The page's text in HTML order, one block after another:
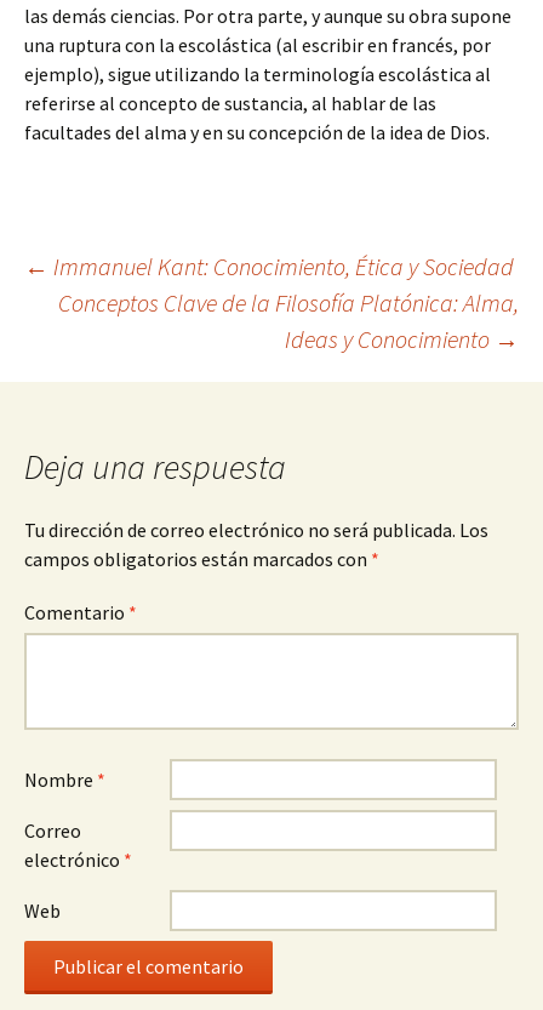
las demás ciencias. Por otra parte, y aunque su obra supone
una ruptura con la escolástica (al escribir en francés, por
ejemplo), sigue utilizando la terminología escolástica al
referirse al concepto de sustancia, al hablar de las
facultades del alma y en su concepción de la idea de Dios.
Navegación
← Immanuel Kant: Conocimiento, Ética y Sociedad
Conceptos Clave de la Filosofía Platónica: Alma,
Ideas y Conocimiento →
Deja una respuesta
Tu dirección de correo electrónico no será publicada. Los
campos obligatorios están marcados con *
Comentario *
Nombre *
Correo
electrónico *
Web